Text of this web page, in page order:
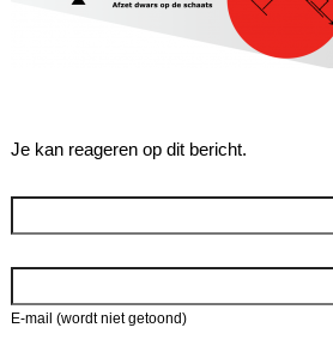
Je kan reageren op dit bericht.
E-mail (wordt niet getoond)